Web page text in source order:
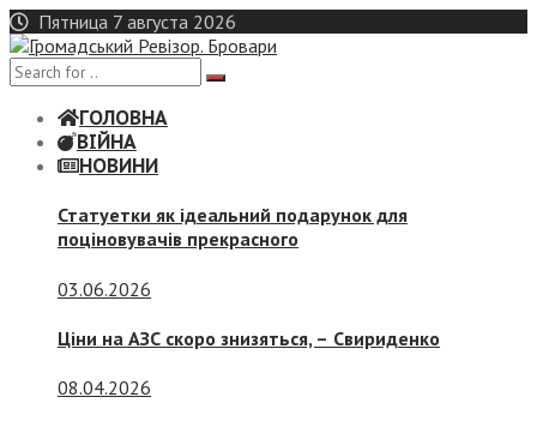
Skip
to
content
Пятница 7 августа 2026
ГОЛОВНА
ВІЙНА
НОВИНИ
Статуетки як ідеальний подарунок для
поціновувачів прекрасного
03.06.2026
Ціни на АЗС скоро знизяться, – Свириденко
08.04.2026